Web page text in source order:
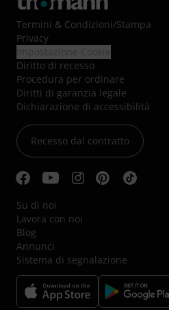
Termini & Condizioni/Stampa
Privacy
Diritto di recesso
Procedura per ordinare
Diritti di garanzia legale
Dichiarazione di accessibilità
Recesso dal contratto
Su di noi
Lavora con noi
Blog
Annunci
Sistema di segnalazione